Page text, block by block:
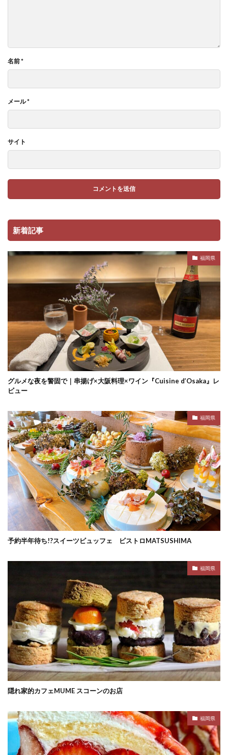
名前*
メール*
サイト
新着記事
福岡県
グルメな夜を警固で｜串揚げ×大阪料理×ワイン『Cuisine d’Osaka』レ
ビュー
福岡県
予約半年待ち!?スイーツビュッフェ ビストロMATSUSHIMA
福岡県
隠れ家的カフェMUME スコーンのお店
福岡県